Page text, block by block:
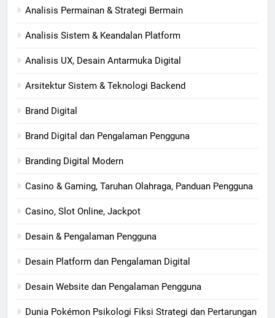
Analisis Permainan & Strategi Bermain
Analisis Sistem & Keandalan Platform
Analisis UX, Desain Antarmuka Digital
Arsitektur Sistem & Teknologi Backend
Brand Digital
Brand Digital dan Pengalaman Pengguna
Branding Digital Modern
Casino & Gaming, Taruhan Olahraga, Panduan Pengguna
Casino, Slot Online, Jackpot
Desain & Pengalaman Pengguna
Desain Platform dan Pengalaman Digital
Desain Website dan Pengalaman Pengguna
Dunia Pokémon Psikologi Fiksi Strategi dan Pertarungan